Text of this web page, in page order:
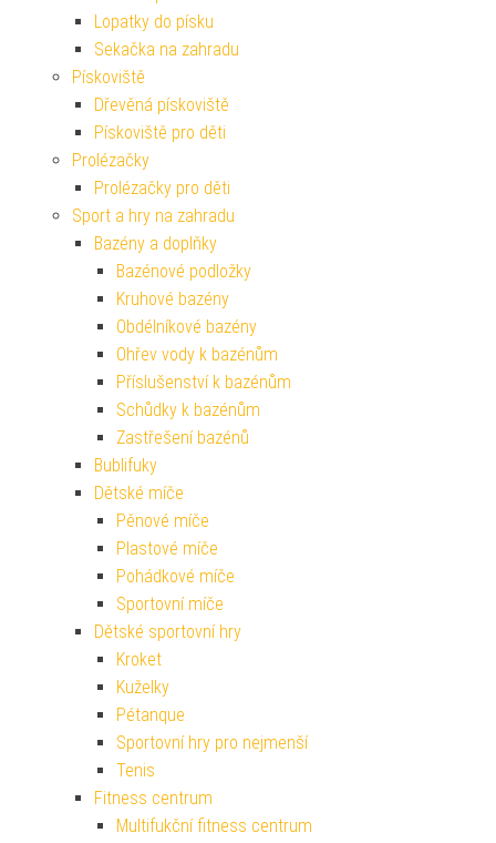
Lopatky do písku
Sekačka na zahradu
Pískoviště
Dřevěná pískoviště
Pískoviště pro děti
Prolézačky
Prolézačky pro děti
Sport a hry na zahradu
Bazény a doplňky
Bazénové podložky
Kruhové bazény
Obdélníkové bazény
Ohřev vody k bazénům
Příslušenství k bazénům
Schůdky k bazénům
Zastřešení bazénů
Bublifuky
Dětské míče
Pěnové míče
Plastové míče
Pohádkové míče
Sportovní míče
Dětské sportovní hry
Kroket
Kuželky
Pétanque
Sportovní hry pro nejmenší
Tenis
Fitness centrum
Multifukční fitness centrum